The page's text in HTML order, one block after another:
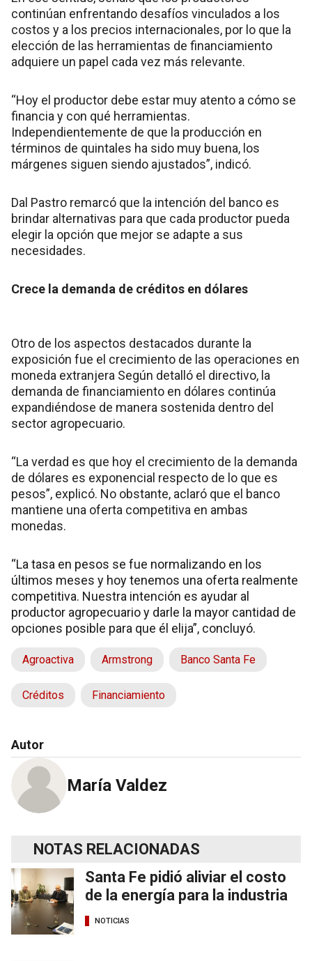
continúan enfrentando desafíos vinculados a los
costos y a los precios internacionales, por lo que la
elección de las herramientas de financiamiento
adquiere un papel cada vez más relevante.
“Hoy el productor debe estar muy atento a cómo se
financia y con qué herramientas.
Independientemente de que la producción en
términos de quintales ha sido muy buena, los
márgenes siguen siendo ajustados”, indicó.
Dal Pastro remarcó que la intención del banco es
brindar alternativas para que cada productor pueda
elegir la opción que mejor se adapte a sus
necesidades.
Crece la demanda de créditos en dólares
Otro de los aspectos destacados durante la
exposición fue el crecimiento de las operaciones en
moneda extranjera Según detalló el directivo, la
demanda de financiamiento en dólares continúa
expandiéndose de manera sostenida dentro del
sector agropecuario.
“La verdad es que hoy el crecimiento de la demanda
de dólares es exponencial respecto de lo que es
pesos”, explicó. No obstante, aclaró que el banco
mantiene una oferta competitiva en ambas
monedas.
“La tasa en pesos se fue normalizando en los
últimos meses y hoy tenemos una oferta realmente
competitiva. Nuestra intención es ayudar al
productor agropecuario y darle la mayor cantidad de
opciones posible para que él elija”, concluyó.
Agroactiva Armstrong Banco Santa Fe
Créditos Financiamiento
Autor
María Valdez
NOTAS RELACIONADAS
Santa Fe pidió aliviar el costo
de la energía para la industria
NOTICIAS